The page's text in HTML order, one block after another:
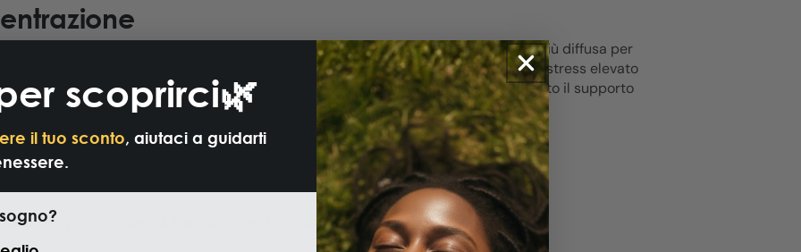
di tensione quotidiana e stress lieve. CBD OIL 20% rappresenta la scelta più diffusa per
CBD OIL 30% è indicato per chi cerca un supporto più intenso nei periodi di stress elevato
ben tollerato. In presenza di disturbi d’ansia diagnosticati è sempre consigliato il supporto
. Neurotherapeutics, 12(4), 825–836.
reconsidered . Cannabis and Cannabinoid Research, 1(1), 154–165.
scoprirci🌿
il tuo sconto, aiutaci a guidarti